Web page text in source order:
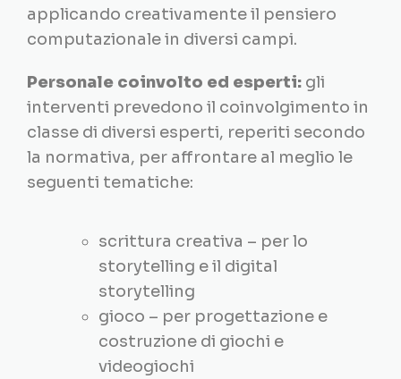
applicando creativamente il pensiero
computazionale in diversi campi.
Personale coinvolto ed esperti: gli
interventi prevedono il coinvolgimento in
classe di diversi esperti, reperiti secondo
la normativa, per affrontare al meglio le
seguenti tematiche:
scrittura creativa – per lo
storytelling e il digital
storytelling
gioco – per progettazione e
costruzione di giochi e
videogiochi